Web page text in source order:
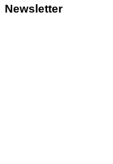
Newsletter